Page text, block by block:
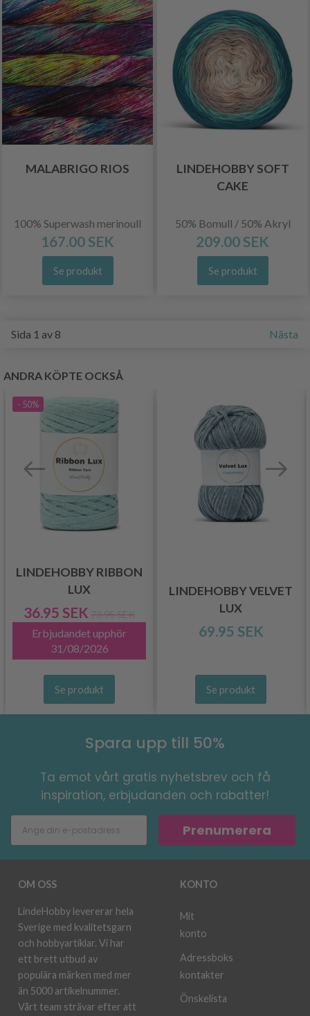
MALABRIGO RIOS
100% Superwash merinoull
167.00 SEK
Se produkt
LINDEHOBBY SOFT
CAKE
50% Bomull / 50% Akryl
209.00 SEK
Se produkt
Sida 1 av 8 Nästa
ANDRA KÖPTE OCKSÅ
- 50%
LINDEHOBBY RIBBON
LUX
36.95 SEK 73.95 SEK
Erbjudandet upphör
31/08/2026
Se produkt
LINDEHOBBY VELVET
LUX
69.95 SEK
Se produkt
Spara upp till 50%
Ta emot vårt gratis nyhetsbrev och få
inspiration, erbjudanden och rabatter!
Prenumerera
OM OSS
LindeHobby levererar hela
Sverige med kvalitetsgarn
och hobbyartiklar. Vi har
ett brett utbud av
populära märken med mer
än 5000 artikelnummer.
Vårt team strävar efter att
KONTO
Mit
konto
Adressboks
kontakter
Önskelista